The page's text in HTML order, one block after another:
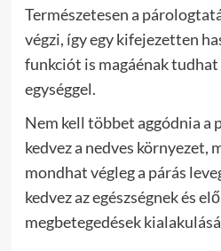
Természetesen a
végzi, így egy kifejezetten
funkciót is magáénak
egységgel.
Nem kell többet aggódnia a
kedvez a nedves környezet,
mondhat végleg a párás
kedvez az egészségnek és
megbetegedések